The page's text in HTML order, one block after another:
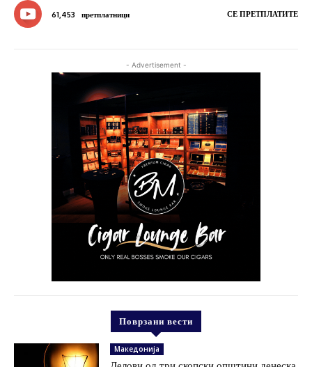
61,453 претплатници СЕ ПРЕТПЛАТИТЕ
- Advertisement -
Поврзани вести
Македонија